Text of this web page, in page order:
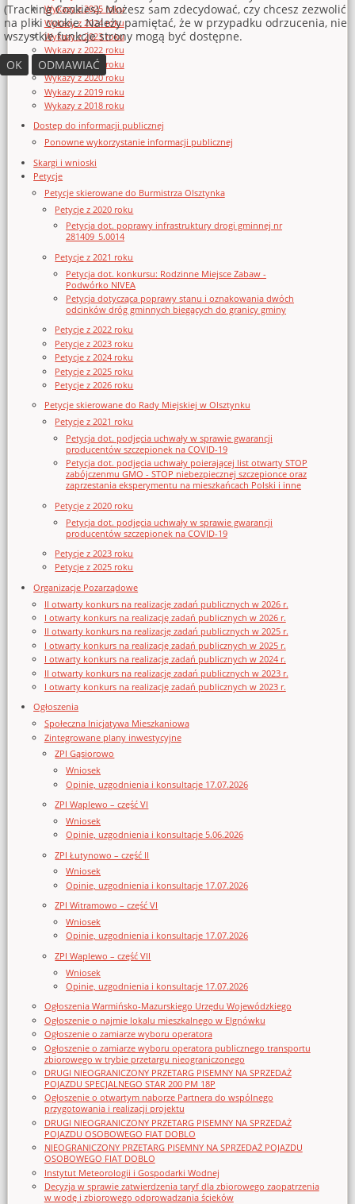
Wykazy z 2025 roku
Wykazy z 2024 roku
Wykazy z 2023 roku
Wykazy z 2022 roku
Wykazy z 2021 roku
Wykazy z 2020 roku
Wykazy z 2019 roku
Wykazy z 2018 roku
Dostęp do informacji publicznej
Ponowne wykorzystanie informacji publicznej
Skargi i wnioski
Petycje
Petycje skierowane do Burmistrza Olsztynka
Petycje z 2020 roku
Petycja dot. poprawy infrastruktury drogi gminnej nr
281409_5.0014
Petycje z 2021 roku
Petycja dot. konkursu: Rodzinne Miejsce Zabaw -
Podwórko NIVEA
Petycja dotycząca poprawy stanu i oznakowania dwóch
odcinków dróg gminnych biegących do granicy gminy
Petycje z 2022 roku
Petycje z 2023 roku
Petycje z 2024 roku
Petycje z 2025 roku
Petycje z 2026 roku
Petycje skierowane do Rady Miejskiej w Olsztynku
Petycje z 2021 roku
Petycja dot. podjęcia uchwały w sprawie gwarancji
producentów szczepionek na COVID-19
Petycja dot. podjęcia uchwały poierającej list otwarty STOP
zabójczenmu GMO - STOP niebezpiecznej szczepionce oraz
zaprzestania eksperymentu na mieszkańcach Polski i inne
Petycje z 2020 roku
Petycja dot. podjęcia uchwały w sprawie gwarancji
producentów szczepionek na COVID-19
Petycje z 2023 roku
Petycje z 2025 roku
Organizacje Pozarządowe
II otwarty konkurs na realizację zadań publicznych w 2026 r.
I otwarty konkurs na realizację zadań publicznych w 2026 r.
II otwarty konkurs na realizację zadań publicznych w 2025 r.
I otwarty konkurs na realizację zadań publicznych w 2025 r.
I otwarty konkurs na realizację zadań publicznych w 2024 r.
II otwarty konkurs na realizację zadań publicznych w 2023 r.
I otwarty konkurs na realizację zadań publicznych w 2023 r.
Ogłoszenia
Społeczna Inicjatywa Mieszkaniowa
Zintegrowane plany inwestycyjne
ZPI Gąsiorowo
Wniosek
Opinie, uzgodnienia i konsultacje 17.07.2026
ZPI Waplewo – część VI
Wniosek
Opinie, uzgodnienia i konsultacje 5.06.2026
ZPI Łutynowo – część II
Wniosek
Opinie, uzgodnienia i konsultacje 17.07.2026
ZPI Witramowo – część VI
Wniosek
Opinie, uzgodnienia i konsultacje 17.07.2026
ZPI Waplewo – część VII
Wniosek
Opinie, uzgodnienia i konsultacje 17.07.2026
Ogłoszenia Warmińsko-Mazurskiego Urzędu Wojewódzkiego
Ogłoszenie o najmie lokalu mieszkalnego w Elgnówku
Ogłoszenie o zamiarze wyboru operatora
Ogłoszenie o zamiarze wyboru operatora publicznego transportu
zbiorowego w trybie przetargu nieograniczonego
DRUGI NIEOGRANICZONY PRZETARG PISEMNY NA SPRZEDAŻ
POJAZDU SPECJALNEGO STAR 200 PM 18P
Ogłoszenie o otwartym naborze Partnera do wspólnego
przygotowania i realizacji projektu
DRUGI NIEOGRANICZONY PRZETARG PISEMNY NA SPRZEDAŻ
POJAZDU OSOBOWEGO FIAT DOBLO
NIEOGRANICZONY PRZETARG PISEMNY NA SPRZEDAŻ POJAZDU
OSOBOWEGO FIAT DOBLO
Instytut Meteorologii i Gospodarki Wodnej
Decyzja w sprawie zatwierdzenia taryf dla zbiorowego zaopatrzenia
w wodę i zbiorowego odprowadzania ścieków
(Tracking Cookies). Możesz sam zdecydować, czy chcesz zezwolić
na pliki cookie. Należy pamiętać, że w przypadku odrzucenia, nie
wszystkie funkcje strony mogą być dostępne.
OK
ODMAWIAĆ